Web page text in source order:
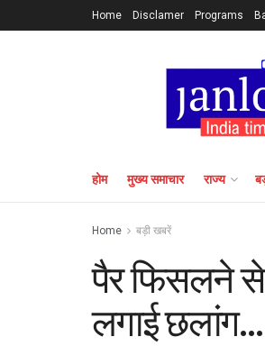
Home Disclamer Programs
होम मुख्य समाचार राज्य
Home बड़ी खबरें
पैर फिसलने से
लगाई छलांग…